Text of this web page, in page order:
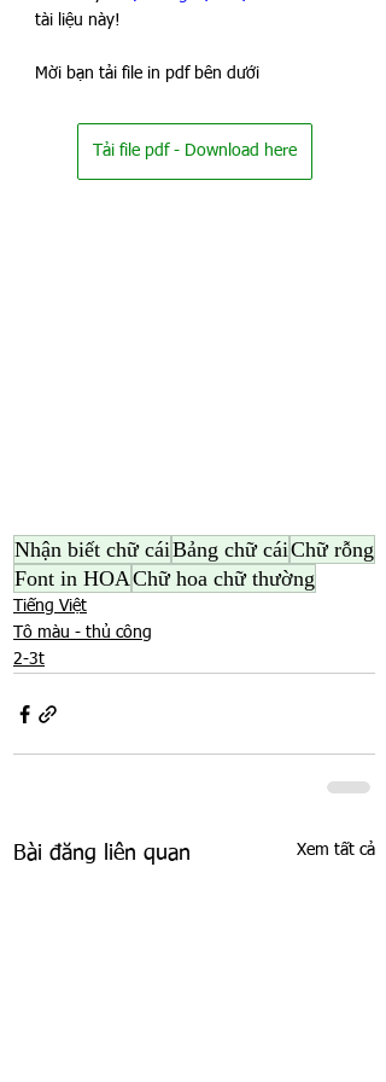
tài liệu này!
Mời bạn tải file in pdf bên dưới
Tải file pdf - Download here
Nhận biết chữ cáiBảng chữ cáiChữ rỗng
Font in HOAChữ hoa chữ thường
Tiếng Việt
Tô màu - thủ công
2-3t
Bài đăng liên quan Xem tất cả